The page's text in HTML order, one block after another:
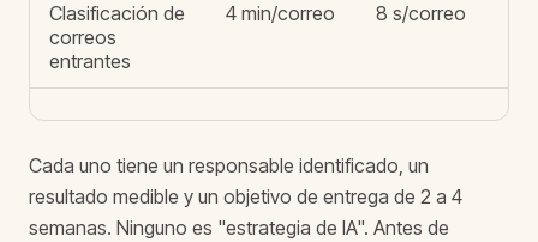
Clasificación de
correos
entrantes
4 min/correo 8 s/correo
Cada uno tiene un responsable identificado, un
resultado medible y un objetivo de entrega de 2 a 4
semanas. Ninguno es "estrategia de IA". Antes de